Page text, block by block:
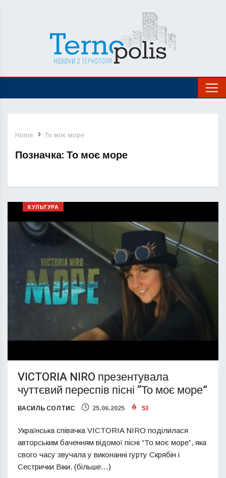
Home То моє море
Позначка: То моє море
КУЛЬТУРА
VICTORIA NIRO презентувала
чуттєвий переспів пісні “То моє море”
ВАСИЛЬ СОЛТИС 25.06.2025 53
Українська співачка VICTORIA NIRO поділилася
авторським баченням відомої пісні “То моє море”, яка
свого часу звучала у виконанні гурту Скрябін і
Сестрички Віки. (більше…)